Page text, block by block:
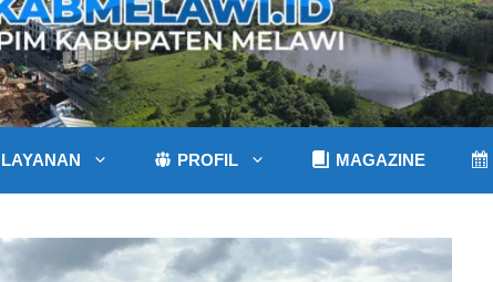
LAYANAN PROFIL MAGAZINE